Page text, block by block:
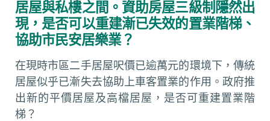
居屋與私樓之間。資助房屋三級制隱然出
現，是否可以重建漸已失效的置業階梯、
協助市民安居樂業？
在現時市區二手居屋呎價已逾萬元的環境下，傳統
居屋似乎已漸失去協助上車客置業的作用。政府推
出新的平價居屋及高檔居屋，是否可重建置業階
梯？